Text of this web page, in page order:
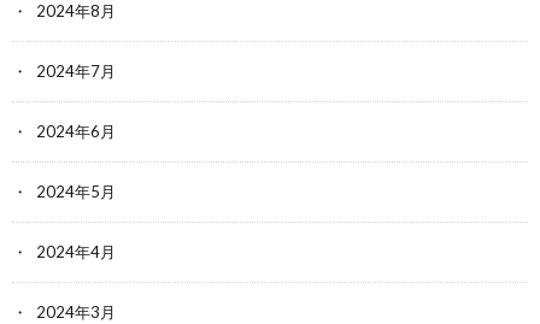
2024年8月
2024年7月
2024年6月
2024年5月
2024年4月
2024年3月